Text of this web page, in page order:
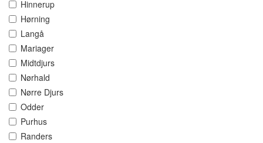
Hinnerup
Hørning
Langå
Mariager
Midtdjurs
Nørhald
Nørre Djurs
Odder
Purhus
Randers